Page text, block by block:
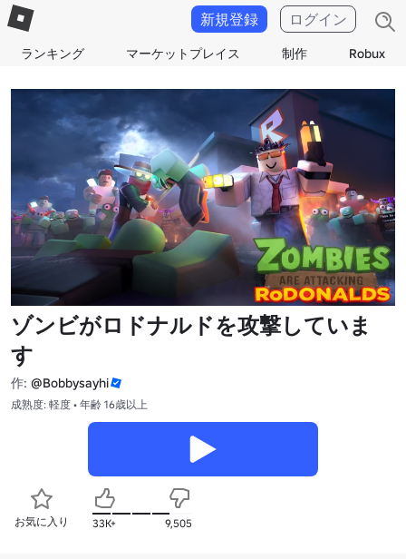
ランキング マーケットプレイス 制作 Robux
新規登録 ログイン
ゾンビがロドナルドを攻撃していま
す
作: @Bobbysayhi
成熟度: 軽度 • 年齢 16歳以上
お気に入り 33K+ 9,505